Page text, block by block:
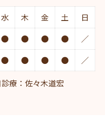
水 木 金 土
日
● ● ● ●
／
● ● ● ●
／
療：佐々木道宏